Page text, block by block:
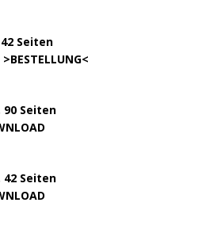
Seiten
BESTELLUNG<
Seiten
Seiten